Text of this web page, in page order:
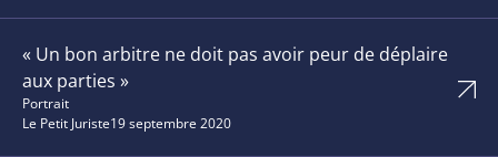
« Un bon arbitre ne doit pas avoir peur de déplaire
aux parties »
Portrait
Le Petit Juriste19 septembre 2020